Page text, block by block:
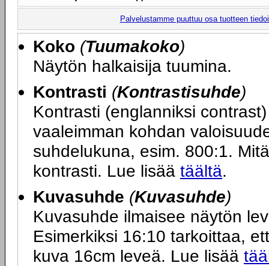
Palvelustamme puuttuu osa tuotteen
Koko (Tuumakoko)
Näytön halkaisija tuumina.
Kontrasti (Kontrastisuhde)
Kontrasti (englanniksi
vaaleimman kohdan
suhdelukuna, esim. 800:1.
kontrasti. Lue lisää täältä.
Kuvasuhde (Kuvasuhde)
Kuvasuhde ilmaisee näytön
Esimerkiksi 16:10 tarkoittaa,
kuva 16cm leveä. Lue lisää